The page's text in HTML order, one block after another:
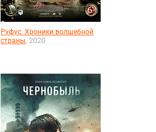
Руфус. Хроники волшебной
страны, 2020